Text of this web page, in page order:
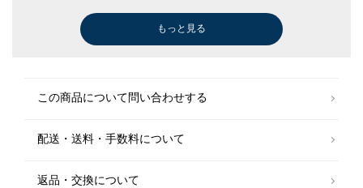
□SHIPS Colors
SHIPSのコンセプト「STYLISH STANDARD」のフィルターを通して、カジ
トを中心に展開。
Tシャツ/カットソー
ストール/マフラー
ストール/マフラー
ショルダーバッグ
￥4,950
ショルダーバッグ
デニムパンツ
￥5,236
デニムパンツ
デニムパンツ
ショルダーバッグ
その他パンツ
その他パンツ
ロング・マキシ丈
もっと見る
この商品について問い合わせする
配送・送料・手数料について
返品・交換について